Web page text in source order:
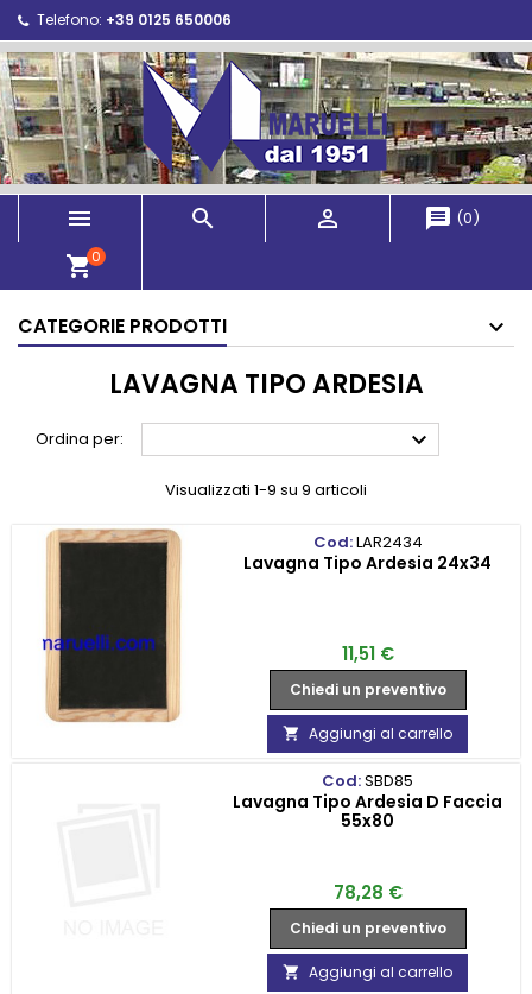
Telefono: +39 0125 650006
   message (0)
shopping_cart0
CATEGORIE PRODOTTI
LAVAGNA TIPO ARDESIA
Ordina per: 
Visualizzati 1-9 su 9 articoli
Cod:LAR2434
Lavagna Tipo Ardesia 24x34
Prezzo
11,51 €
Chiedi un preventivo
 Aggiungi al carrello
Cod:SBD85
Lavagna Tipo Ardesia D Faccia
55x80
Prezzo
78,28 €
Chiedi un preventivo
 Aggiungi al carrello